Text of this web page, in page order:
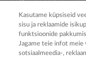
Kasutame küpsiseid
sisu ja reklaamide
funktsioonide
Jagame teie infot meie
sotsiaalmeedia-,